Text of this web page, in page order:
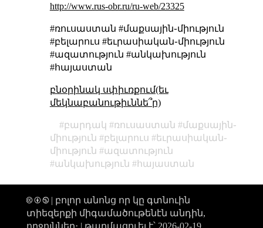
http://www.rus-obr.ru/ru-web/23325
#ռուսաստան #մաքսային֊միություն
#բելարուս #եւրասիական֊միություն
#ազատություն #անկախություն
#հայաստան
բնօրինակ սփիւռքում(եւ
մեկնաբանութիւննե՞ր)
բարդակ ռուսաստան
մաքսային֊
միություն
բելարուս
եւրասիական֊
միություն
ազատություն
անկախություն
հայաստան
🅭 🅯 🄏 | բոլոր անոնց որ կը գտնուին
տիեզերքի միգամածութենէն անդին,
ողջոյններ։ | թարմացուել է՝ 2026-02-19